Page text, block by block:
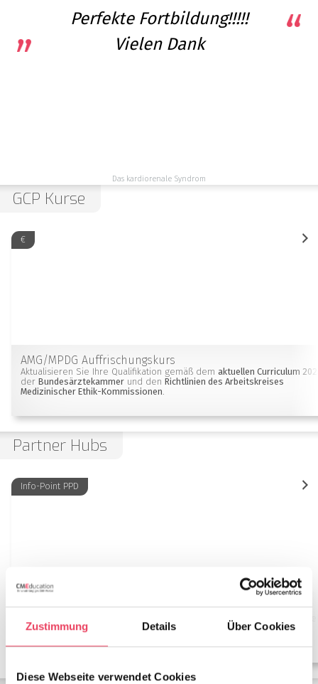
Zustimmung Details Über Cookies
Diese Webseite verwendet Cookies
Perfekte Fortbildung!!!!!
Vielen Dank
Das kardiorenale Syndrom
GCP Kurse
€
AMG/MPDG Auffrischungskurs
Aktualisieren Sie Ihre Qualifikation gemäß dem aktuellen Curriculum
der Bundesärztekammerund den Richtlinien des Arbeitskreises
Medizinischer Ethik-Kommissionen
Partner Hubs
Info-Point PPD
Postpartale Depression (PPD)
Wissenswertes zur Prävalenz, Klinik, Diagnose und Therapie einer zu
beachteten Erkrankung